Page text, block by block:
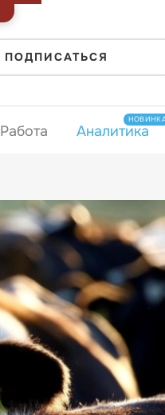
ПОДПИСАТЬСЯ
Работа Аналитика